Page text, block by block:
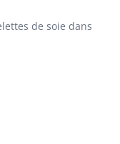
de soie dans